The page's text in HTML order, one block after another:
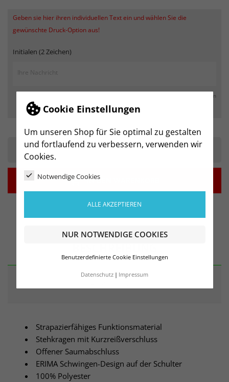
Cookie Einstellungen
Um unseren Shop für Sie optimal zu gestalten
und fortlaufend zu verbessern, verwenden wir
Cookies.
Notwendige Cookies
ALLE AKZEPTIEREN
NUR NOTWENDIGE COOKIES
Benutzerdefinierte Cookie Einstellungen
Datenschutz Impressum
Geben sie hier ihren individuellen Text ein und wählen Sie die
gewünschte Druck-Option aus!
Initialen (2 Zeichen)
max. 250 Zeichen
 IN DEN WARENKORB
Strapazierfähiges Funktionsmaterial
Stehkragen mit Kurzreißverschluss
Offener Saumabschluss
ERIMA Schwingen-Design auf der Schulter
100% Polyester